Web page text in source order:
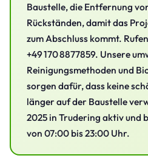
Baustelle, die Entfernung
Rückständen, damit das
zum Abschluss kommt.
+49 170 8877859. Unsere
Reinigungsmethoden und
sorgen dafür, dass keine
länger auf der Baustelle
2025 in Trudering aktiv und
von 07:00 bis 23:00 Uhr.